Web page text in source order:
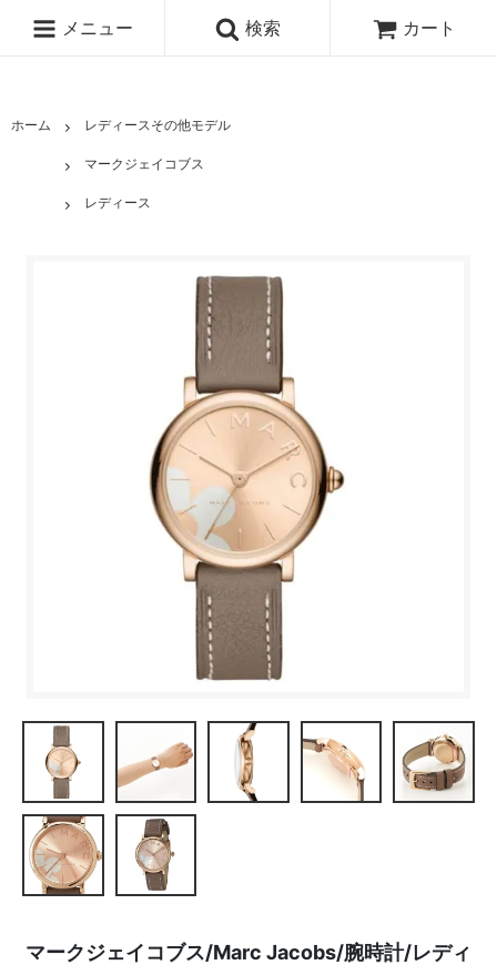
メニュー 検索 カート
ホーム レディースその他モデル
マークジェイコブス
レディース
マークジェイコブス/Marc Jacobs/腕時計/レディ